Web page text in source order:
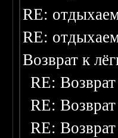
RE:
RE:
Возврат к
RE:
RE:
RE: